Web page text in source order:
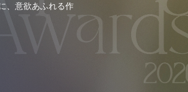
、意欲あふれる作